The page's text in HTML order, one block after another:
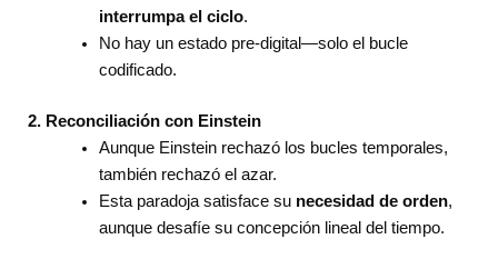
interrumpa el ciclo.
No hay un estado pre-digital—solo el bucle
codificado.
2. Reconciliación con Einstein
Aunque Einstein rechazó los bucles temporales,
también rechazó el azar.
Esta paradoja satisface su necesidad de orden,
aunque desafíe su concepción lineal del tiempo.